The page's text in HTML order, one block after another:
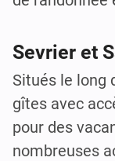
Sevrier et
Situés le long
gîtes avec
pour des
nombreuses